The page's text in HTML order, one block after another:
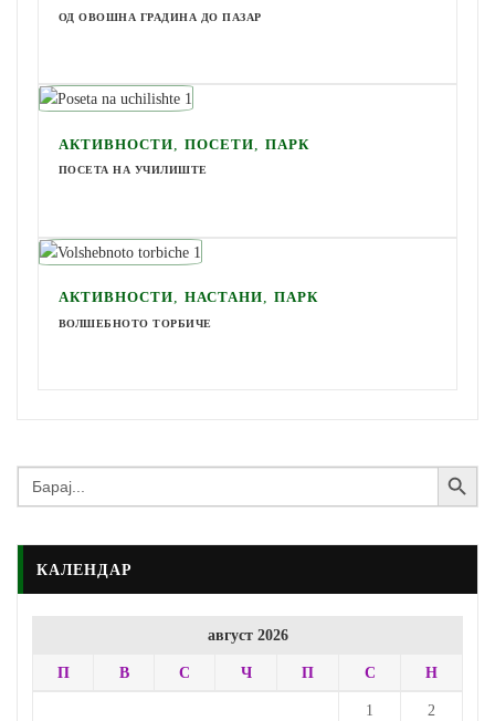
ОД ОВОШНА ГРАДИНА ДО ПАЗАР
АКТИВНОСТИ ПОСЕТИ ПАРК
ПОСЕТА НА УЧИЛИШТЕ
АКТИВНОСТИ, НАСТАНИ, ПАРК
ВОЛШЕБНОТО ТОРБИЧЕ
Search
for:
Search Button
КАЛЕНДАР
август 2026
П В С Ч П С Н
1 2